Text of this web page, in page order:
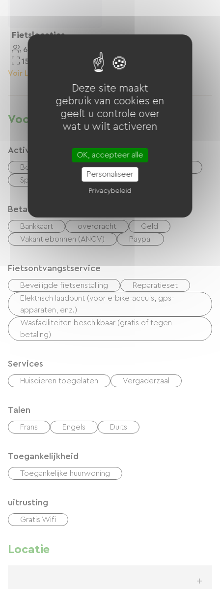
Fietslocaties
6 Personnes
150 M²
Voir Le Logement
Voorzieningen
Activiteiten
Boulodrome / Pétanque court
Speeltuin
Betaalmethoden
Bankkaart overdracht
Geld
Vakantiebonnen (ANCV)
Paypal
Fietsontvangstservice
Beveiligde fietsenstalling
Reparatieset
Elektrisch laadpunt (voor e-bike-accu's, gps-
apparaten, enz.)
Wasfaciliteiten beschikbaar (gratis of tegen
betaling)
Services
Huisdieren toegelaten Vergaderzaal
Talen
Frans Engels Duits
Toegankelijkheid
Toegankelijke huurwoning
uitrusting
Gratis Wifi
Locatie
Deze site maakt
gebruik van cookies en
geeft u controle over
wat u wilt activeren
OK, accepteer alle
Personaliseer
Privacybeleid